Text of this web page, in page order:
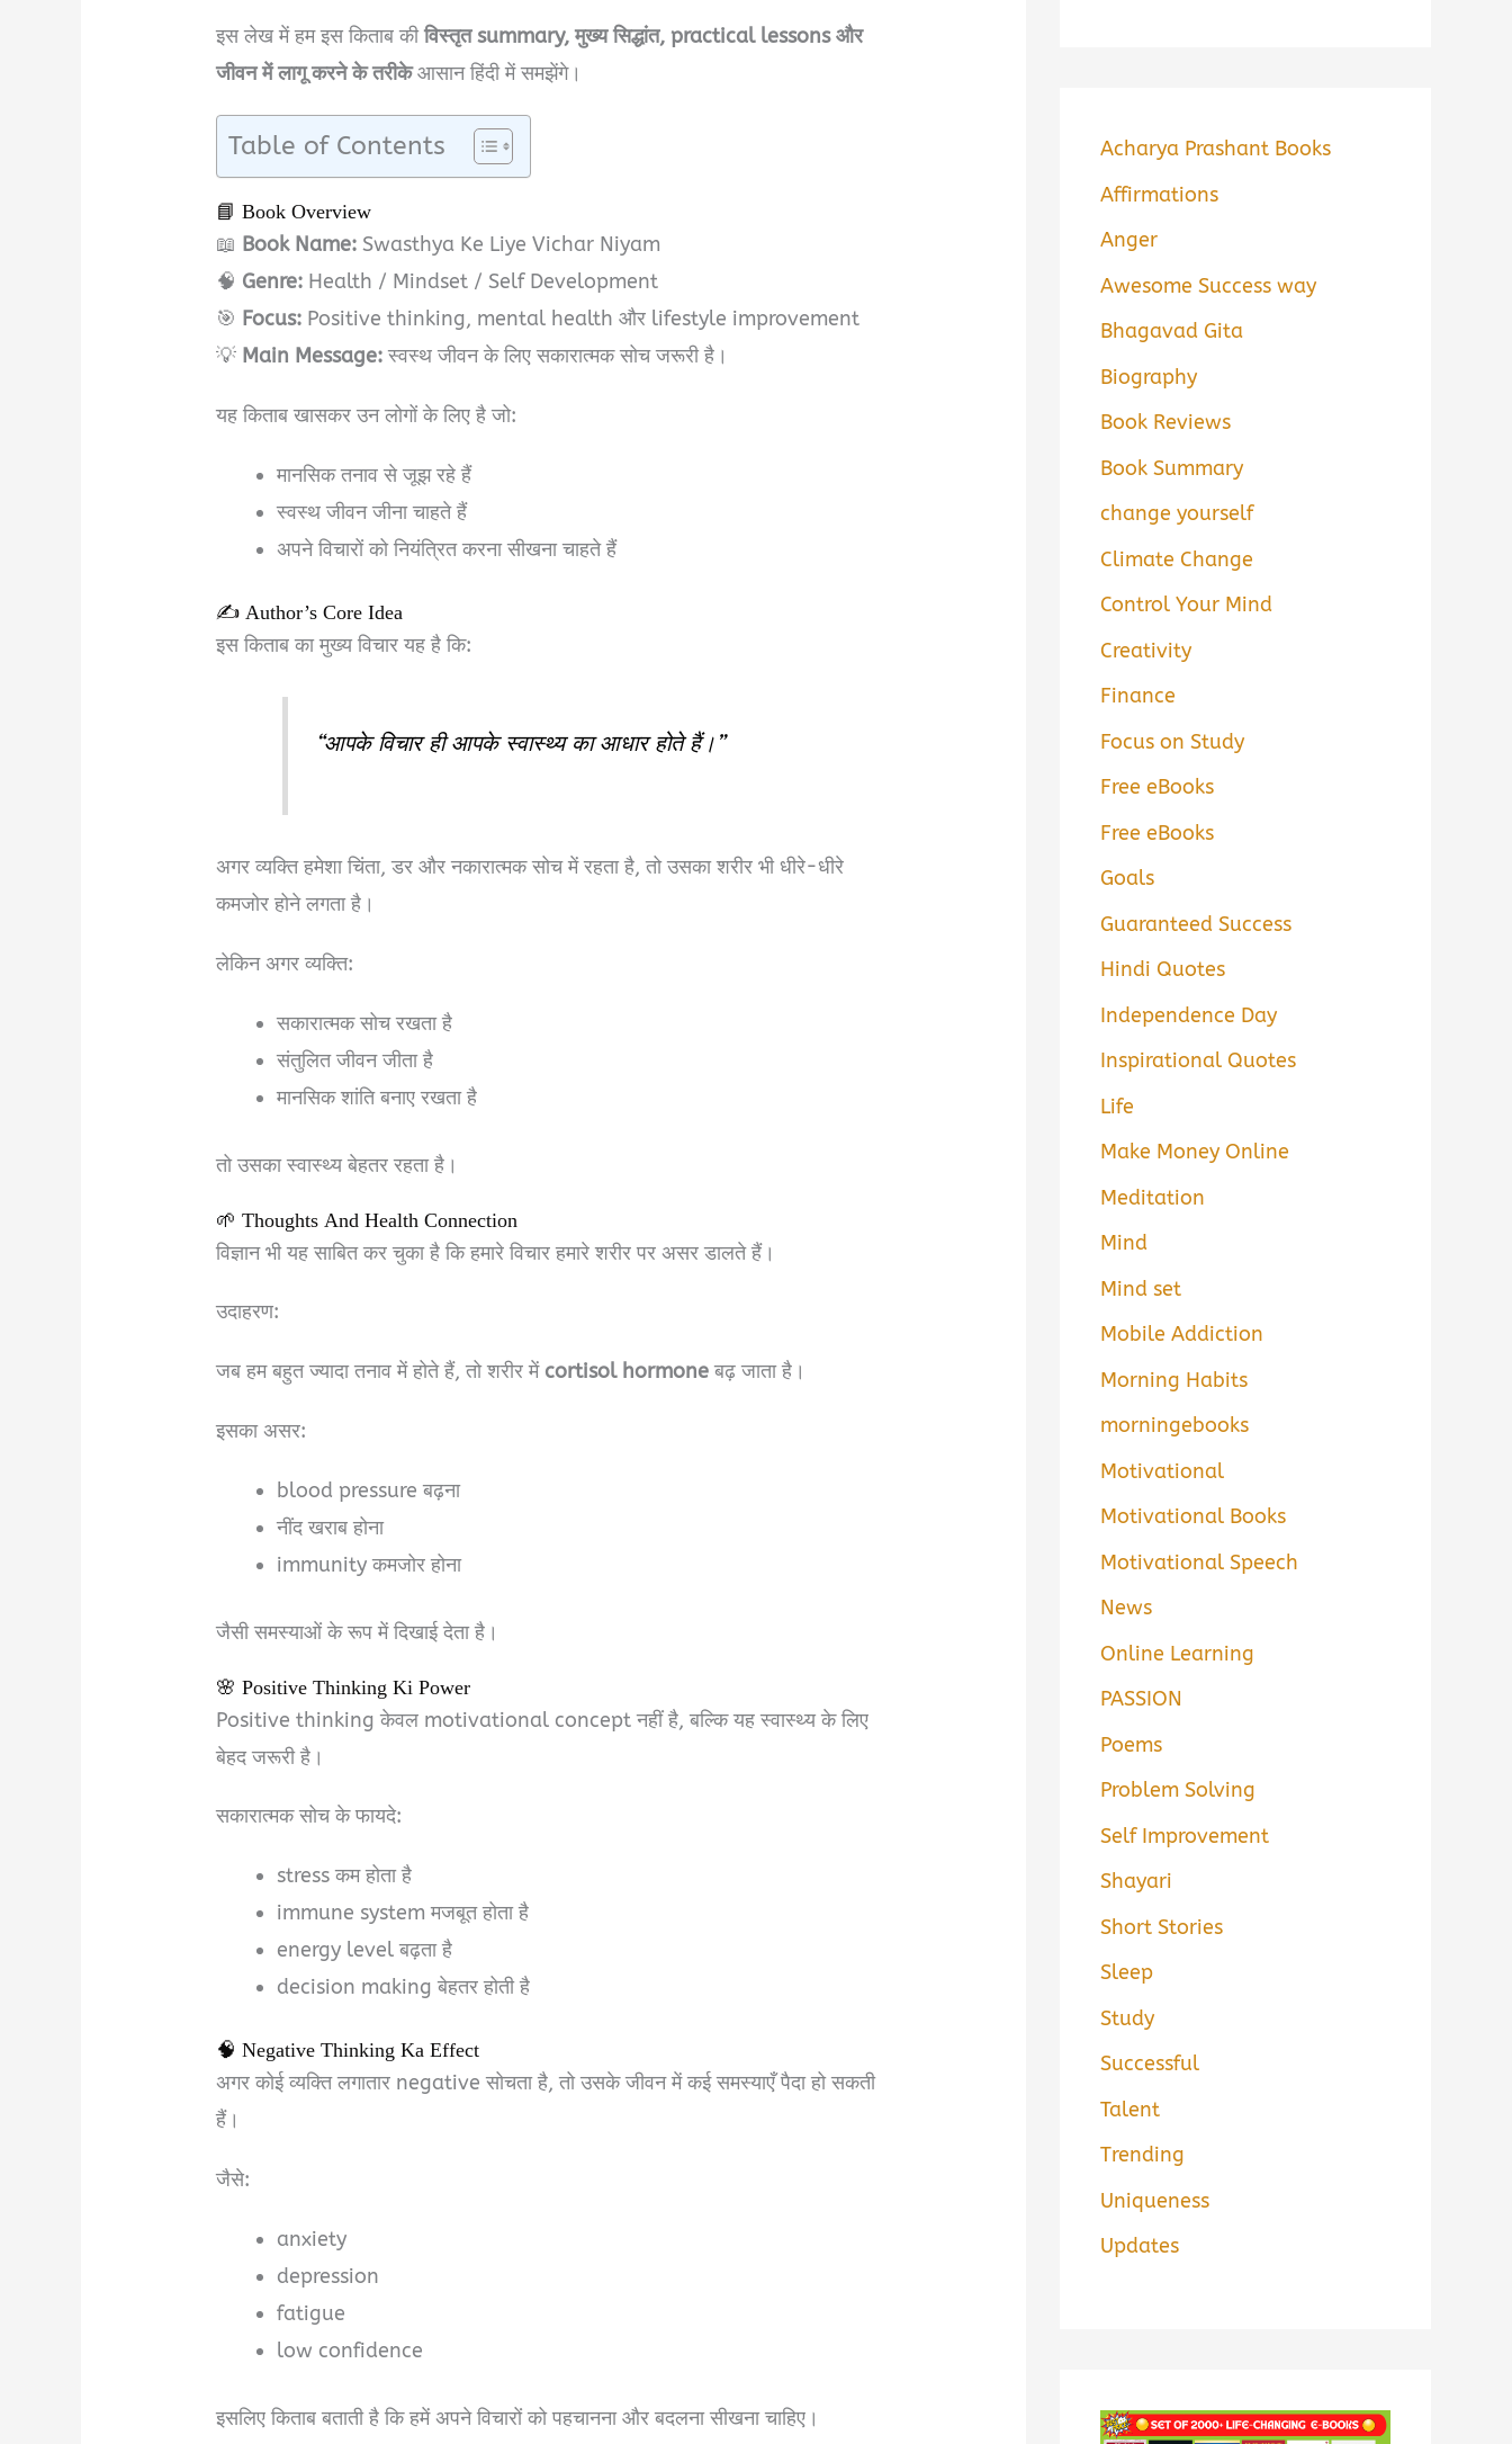
इस लेख में हम इस किताब कीविस्तृत summary, मुख्य सिद्धांत, practical lessons और
जीवन में लागू करने के तरीकेआसान हिंदी में समझेंगे।
Table of Contents
📘 Book Overview
📖 Book Name: Swasthya Ke Liye Vichar Niyam
🧠 Genre: Health / Mindset / Self Development
🎯 Focus: Positive thinking, mental health और lifestyle improvement
💡 Main Message:स्वस्थ जीवन के लिए सकारात्मक सोच जरूरी है।
यह किताब खासकर उन लोगों के लिए है जो:
मानसिक तनाव से जूझ रहे हैं
स्वस्थ जीवन जीना चाहते हैं
अपने विचारों को नियंत्रित करना सीखना चाहते हैं
✍️ Author’s Core Idea
इस किताब का मुख्य विचार यह है कि:
“आपके विचार ही आपके स्वास्थ्य का आधार होते हैं।”
अगर व्यक्ति हमेशा चिंता, डर और नकारात्मक सोच में रहता है, तो उसका शरीर भी धीरे-धीरे
कमजोर होने लगता है।
लेकिन अगर व्यक्ति:
सकारात्मक सोच रखता है
संतुलित जीवन जीता है
मानसिक शांति बनाए रखता है
तो उसका स्वास्थ्य बेहतर रहता है।
🌱 Thoughts And Health Connection
विज्ञान भी यह साबित कर चुका है कि हमारे विचार हमारे शरीर पर असर डालते हैं।
उदाहरण:
जब हम बहुत ज्यादा तनाव में होते हैं, तो शरीर में cortisol hormoneबढ़ जाता है।
इसका असर:
blood pressure बढ़ना
नींद खराब होना
immunity कमजोर होना
जैसी समस्याओं के रूप में दिखाई देता है।
🌸 Positive Thinking Ki Power
Positive thinking केवल motivational concept नहीं है, बल्कि यह स्वास्थ्य के लिए
बेहद जरूरी है।
सकारात्मक सोच के फायदे:
stress कम होता है
immune system मजबूत होता है
energy level बढ़ता है
decision making बेहतर होती है
🧠 Negative Thinking Ka Effect
अगर कोई व्यक्ति लगातार negative सोचता है, तो उसके जीवन में कई समस्याएँ पैदा हो सकती
हैं।
जैसे:
anxiety
depression
fatigue
low confidence
इसलिए किताब बताती है कि हमें अपने विचारों को पहचानना और बदलना सीखना चाहिए।
Acharya Prashant Books
Affirmations
Anger
Awesome Success way
Bhagavad Gita
Biography
Book Reviews
Book Summary
change yourself
Climate Change
Control Your Mind
Creativity
Finance
Focus on Study
Free eBooks
Free eBooks
Goals
Guaranteed Success
Hindi Quotes
Independence Day
Inspirational Quotes
Life
Make Money Online
Meditation
Mind
Mind set
Mobile Addiction
Morning Habits
morningebooks
Motivational
Motivational Books
Motivational Speech
News
Online Learning
PASSION
Poems
Problem Solving
Self Improvement
Shayari
Short Stories
Sleep
Study
Successful
Talent
Trending
Uniqueness
Updates